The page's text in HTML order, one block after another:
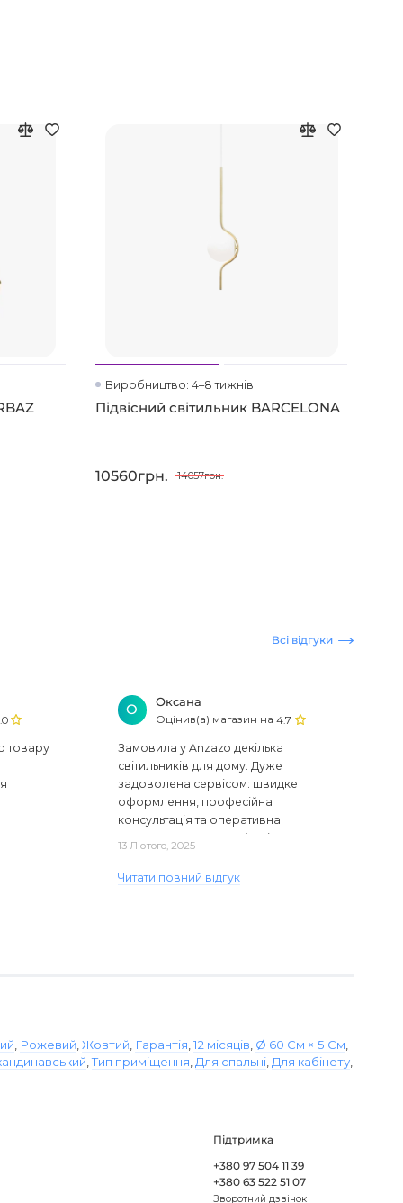
Виробництво: 4–8 тижнів
Підвісний світильник BARCELONA
10560грн. 14057грн.
Всі відгуки
товару
О
Оксана
Оцінив(а) магазин на4.7
Замовила у Anzazo декілька
світильників для дому. Дуже
задоволена сервісом: швидке
оформлення, професійна
консультація та оперативна
доставка. Один з плафонів, на жаль,
13 Лютого, 2025
Читати повний відгук
Рожевий ,Жовтий Гарантія ,12 місяців Ø 60 См × 5 См
,Тип приміщення Для спальні Для кабінету
Підтримка
+380 97 504 11 39
+380 63 522 51 07
Зворотний дзвінок